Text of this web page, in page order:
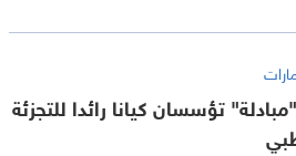
تؤسسان كيانا رائدا للتجزئة